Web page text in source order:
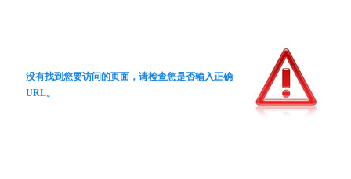
没有找到您要访问的页面，请检查您是否输入正确
URL。